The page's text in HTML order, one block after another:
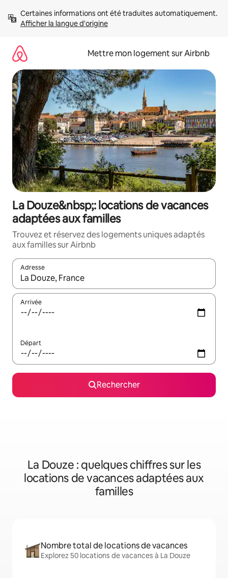
directement
Afficher la langue d'origine
Mettre mon logement sur Airbnb
La Douze&nbsp;: locations de vacances
adaptées aux familles
Trouvez et réservez des logements uniques adaptés
aux familles sur Airbnb
Adresse
Lorsque les résultats s'affichent, utilisez les flèches vers le
Arrivée
Départ
Rechercher
La Douze : quelques chiffres sur les
locations de vacances adaptées aux
familles
Nombre total de locations de vacances
Explorez 50 locations de vacances à La Douze